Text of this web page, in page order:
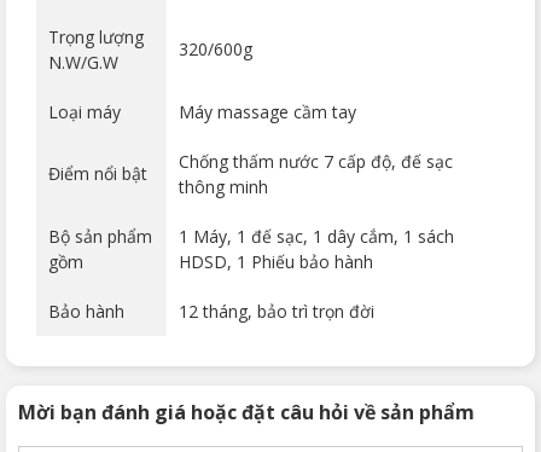
Trọng lượng
N.W/G.W
320/600g
Loại máy Máy massage cầm tay
Điểm nổi bật
Chống thấm nước 7 cấp độ, đế sạc
thông minh
Bộ sản phẩm
gồm
1 Máy, 1 đế sạc, 1 dây cắm, 1 sách
HDSD, 1 Phiếu bảo hành
Bảo hành 12 tháng, bảo trì trọn đời
Mời bạn đánh giá hoặc đặt câu hỏi về sản phẩm